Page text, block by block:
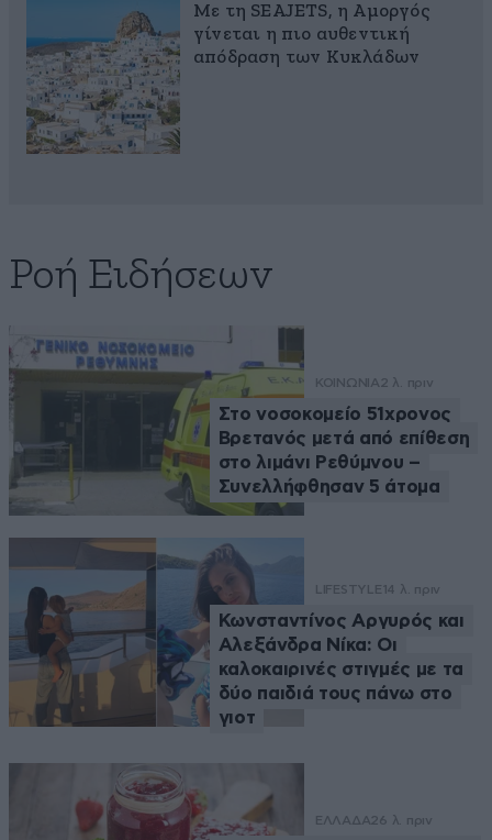
Με τη SEAJETS, η Αμοργός
γίνεται η πιο αυθεντική
απόδραση των Κυκλάδων
Ροή Ειδήσεων
ΚΟΙΝΩΝΙΑ2 λ. πριν
Στο νοσοκομείο 51χρονος
Βρετανός μετά από επίθεση
στο λιμάνι Ρεθύμνου –
Συνελλήφθησαν 5 άτομα
LIFESTYLE 14 λ. πριν
Κωνσταντίνος Αργυρός και
Αλεξάνδρα Νίκα: Οι
καλοκαιρινές στιγμές με τα
δύο παιδιά τους πάνω στο
γιοτ
ΕΛΛΑΔΑ26 λ. πριν